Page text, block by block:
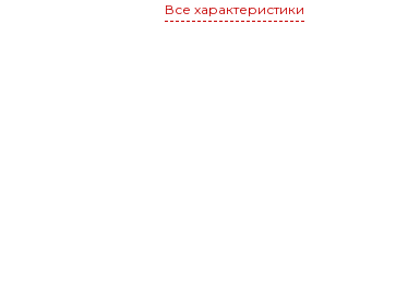
Все характеристики